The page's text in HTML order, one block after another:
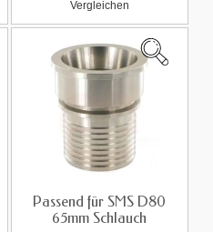
Vergleichen
Passend für SMS D80
65mm Schlauch